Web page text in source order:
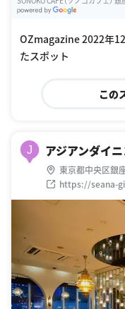
OZmagazine 2022年12
たスポット
この
J アジアンダイ
東京都中央区銀
https://seana-